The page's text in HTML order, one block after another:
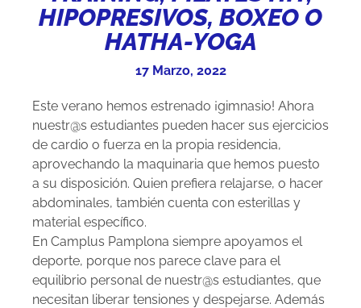
HIPOPRESIVOS, BOXEO O
HATHA-YOGA
17 Marzo, 2022
Este verano hemos estrenado ¡gimnasio! Ahora
nuestr@s estudiantes pueden hacer sus ejercicios
de cardio o fuerza en la propia residencia,
aprovechando la maquinaria que hemos puesto
a su disposición. Quien prefiera relajarse, o hacer
abdominales, también cuenta con esterillas y
material específico.
En Camplus Pamplona siempre apoyamos el
deporte, porque nos parece clave para el
equilibrio personal de nuestr@s estudiantes, que
necesitan liberar tensiones y despejarse. Además